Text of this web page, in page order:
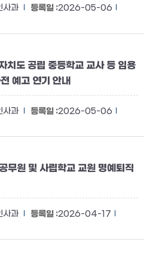
사과
2026-05-06
도 공립 중등학교 교사 등 임용
예고 연기 안내
사과
2026-05-06
원 및 사립학교 교원 명예퇴직
사과
2026-04-17